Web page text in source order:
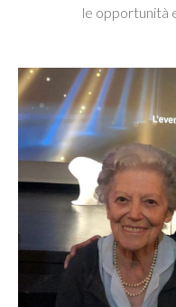
le opportunità e